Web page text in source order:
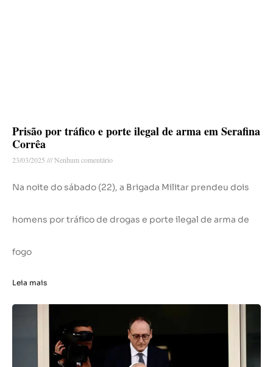
Prisão por tráfico e porte ilegal de arma em Serafina
Corrêa
23/03/2025 Nenhum comentário
Na noite do sábado (22), a Brigada Militar prendeu dois
homens por tráfico de drogas e porte ilegal de arma de
fogo
Leia mais